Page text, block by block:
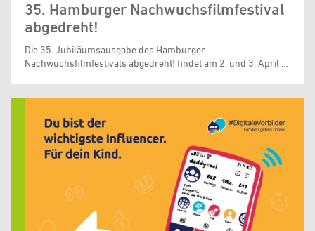
35. Hamburger Nachwuchsfilmfestival
abgedreht!
Die 35. Jubiläumsausgabe des Hamburger
Nachwuchsfilmfestivals abgedreht! findet am 2. und 3. April …